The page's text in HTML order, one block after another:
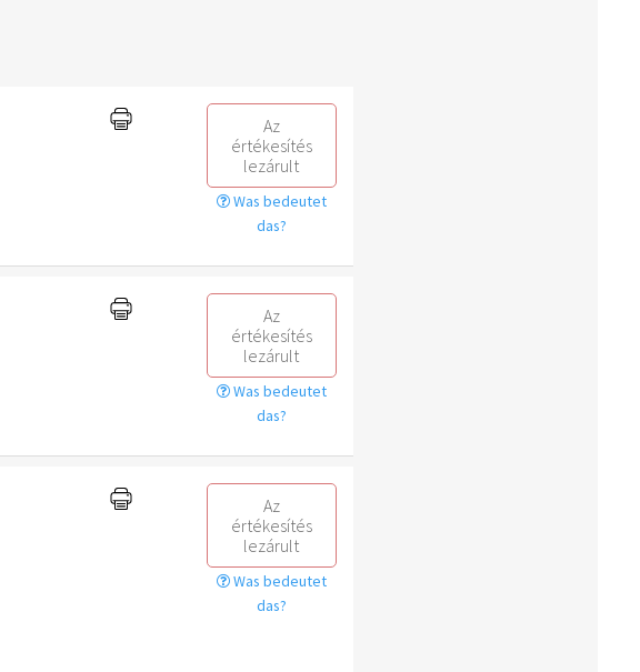
Az
értékesítés
lezárult
Was bedeutet
das?
Az
értékesítés
lezárult
Was bedeutet
das?
Az
értékesítés
lezárult
Was bedeutet
das?